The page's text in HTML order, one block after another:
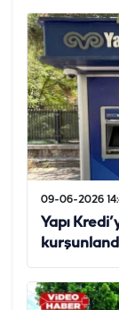
09-06-2026
Yapı